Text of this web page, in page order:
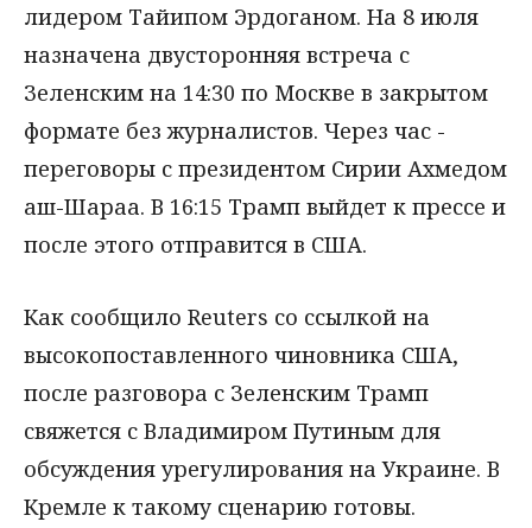
лидером Тайипом Эрдоганом. На 8 июля
назначена двусторонняя встреча с
Зеленским на 14:30 по Москве в закрытом
формате без журналистов. Через час -
переговоры с президентом Сирии Ахмедом
аш-Шараа. В 16:15 Трамп выйдет к прессе и
после этого отправится в США.
Как сообщило Reuters со ссылкой на
высокопоставленного чиновника США,
после разговора с Зеленским Трамп
свяжется с Владимиром Путиным для
обсуждения урегулирования на Украине. В
Кремле к такому сценарию готовы.